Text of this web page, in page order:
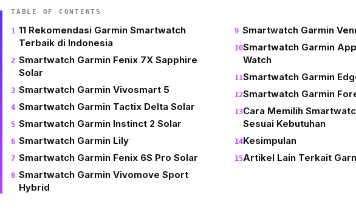
TABLE OF CONTENTS
11 Rekomendasi Garmin Smartwatch
Terbaik di Indonesia
Smartwatch Garmin Fenix 7X Sapphire
Solar
Smartwatch Garmin Vivosmart 5
Smartwatch Garmin Tactix Delta Solar
Smartwatch Garmin Instinct 2 Solar
Smartwatch Garmin Lily
Smartwatch Garmin Fenix 6S Pro Solar
Smartwatch Garmin Vivomove Sport
Hybrid
Smartwatch Garmin
Smartwatch Garmin
Watch
Smartwatch Garmin
Smartwatch Garmin
Cara Memilih
Sesuai Kebutuhan
Kesimpulan
Artikel Lain Terkait